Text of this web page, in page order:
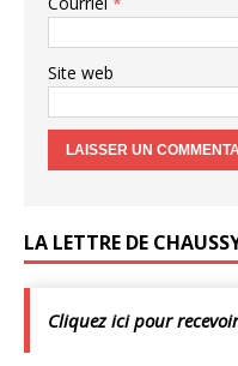
Site web
LA LETTRE DE
Cliquez ici pour